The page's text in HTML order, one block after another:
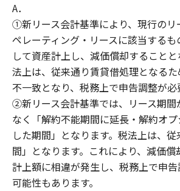
A．
①新リース会計基準により、現行のリ
ペレーティング・リースに該当するも
して資産計上し、減価償却すること
法上は、従来通り賃貸借処理となる
不一致となり、税務上で申告調整が必
②新リース会計基準では、リース期間
なく「解約不能期間に延長・解約オ
した期間」となります。税法上は、
間」となります。これにより、減価
計上額に相違が発生し、税務上で申
可能性もあります。